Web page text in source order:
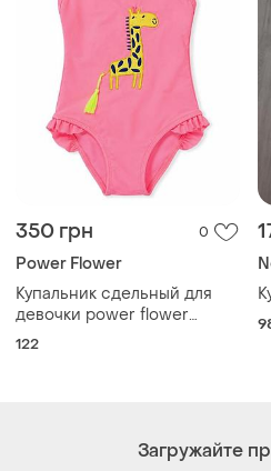
350 грн 0
Power Flower
Купальник сдельный для
девочки power flower
bs001438 размер 122 см.
122
Загружайте